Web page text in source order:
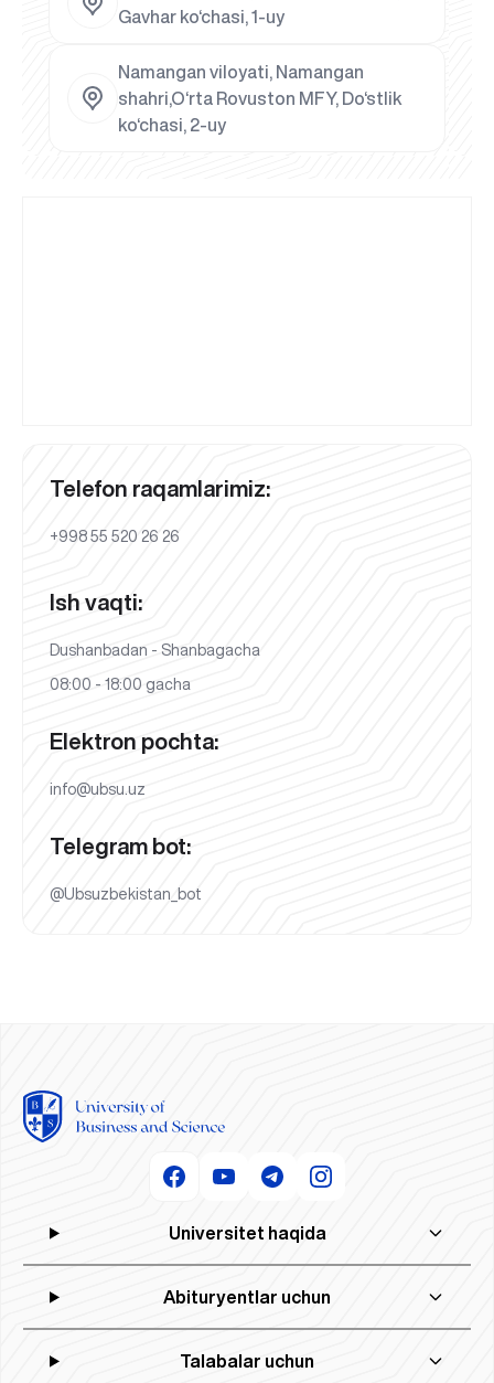
Gavhar ko‘chasi, 1-uy
Namangan viloyati, Namangan
shahri,O‘rta Rovuston MFY, Do‘stlik
ko‘chasi, 2-uy
Telefon raqamlarimiz:
+998 55 520 26 26
Ish vaqti:
Dushanbadan - Shanbagacha
08:00 - 18:00 gacha
Elektron pochta:
info@ubsu.uz
Telegram bot:
@Ubsuzbekistan_bot
Universitet haqida
Abituryentlar uchun
Talabalar uchun